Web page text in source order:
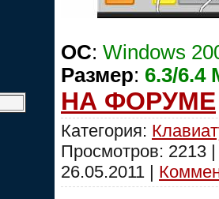
ОС: Windows
Размер: 6.3/6.4
НА ФОРУМЕ
Категория:
Просмотров: 2213
26.05.2011 |